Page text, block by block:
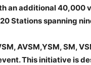
an additional 40,000
Stations spanning
AVSM,YSM, SM,
This initiative is